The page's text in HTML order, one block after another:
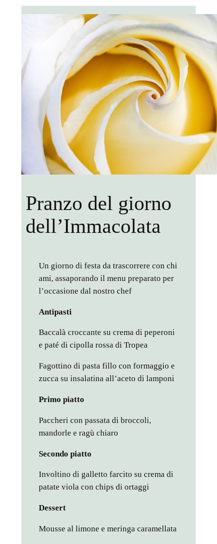
Pranzo del giorno
dell’Immacolata
Un giorno di festa da trascorrere con chi
ami, assaporando il menu preparato per
l’occasione dal nostro chef
Antipasti
Baccalà croccante su crema di peperoni
e paté di cipolla rossa di Tropea
Fagottino di pasta fillo con formaggio e
zucca su insalatina all’aceto di lamponi
Primo piatto
Paccheri con passata di broccoli,
mandorle e ragù chiaro
Secondo piatto
Involtino di galletto farcito su crema di
patate viola con chips di ortaggi
Dessert
Mousse al limone e meringa caramellata